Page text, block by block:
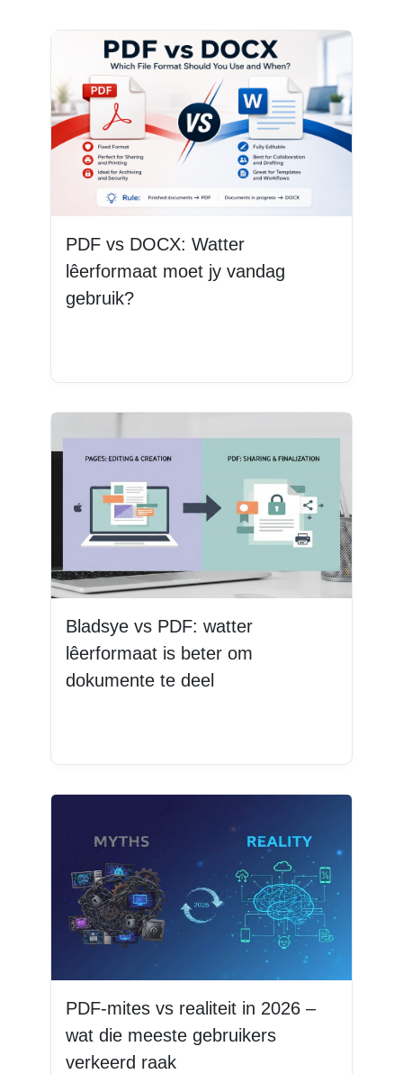
PDF vs DOCX: Watter
lêerformaat moet jy vandag
gebruik?
Bladsye vs PDF: watter
lêerformaat is beter om
dokumente te deel
PDF-mites vs realiteit in 2026 –
wat die meeste gebruikers
verkeerd raak